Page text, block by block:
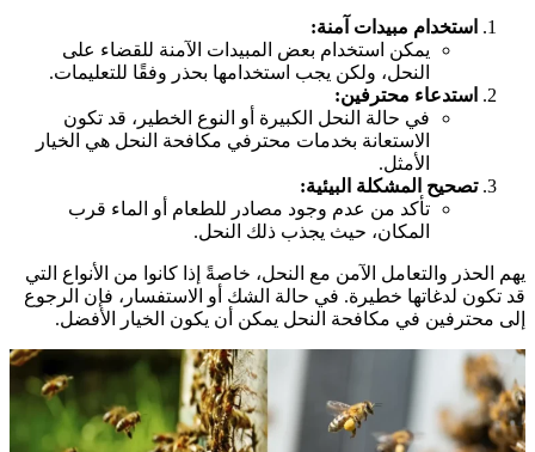
استخدام مبيدات آمنة:
يمكن استخدام بعض المبيدات الآمنة للقضاء على
النحل، ولكن يجب استخدامها بحذر وفقًا للتعليمات.
استدعاء محترفين:
في حالة النحل الكبيرة أو النوع الخطير، قد تكون
الاستعانة بخدمات محترفي مكافحة النحل هي الخيار
الأمثل.
تصحيح المشكلة البيئية:
تأكد من عدم وجود مصادر للطعام أو الماء قرب
المكان، حيث يجذب ذلك النحل.
الحذر والتعامل الآمن مع النحل، خاصةً إذا كانوا من الأنواع التي
تكون لدغاتها خطيرة. في حالة الشك أو الاستفسار، فإن الرجوع
محترفين في مكافحة النحل يمكن أن يكون الخيار الأفضل.